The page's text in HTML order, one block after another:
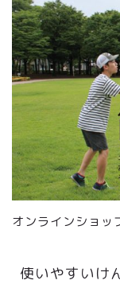
オンラインショッ
使いやすいけ